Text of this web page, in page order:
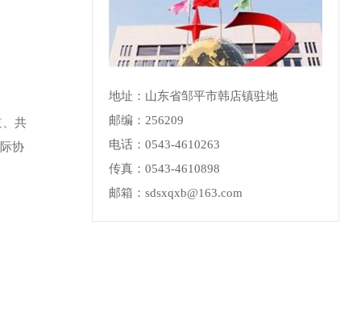
共
协
地址：山东省邹平市韩店镇驻地
邮编：256209
电话：0543-4610263
传真：0543-4610898
邮箱：sdsxqxb@163.com